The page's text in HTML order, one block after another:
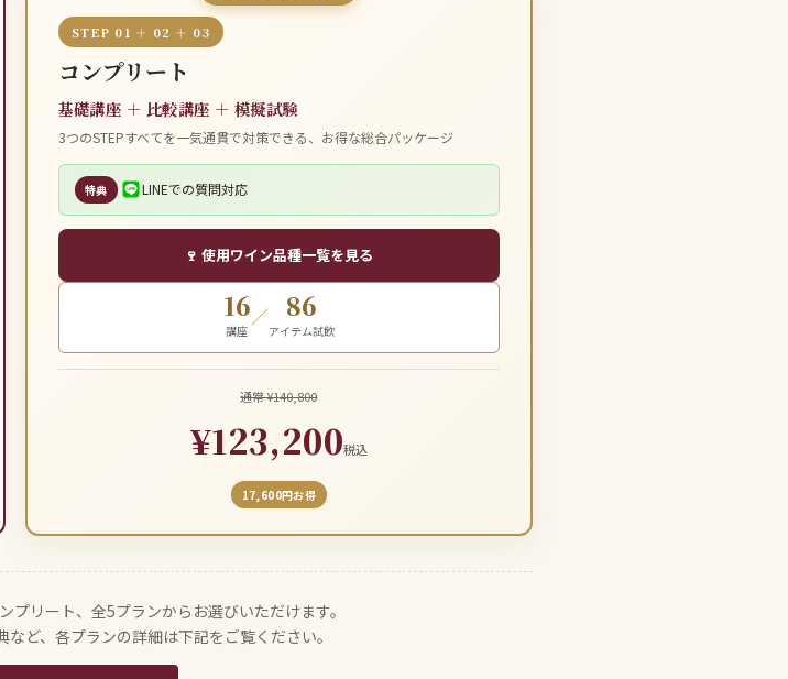
STEP 01 ＋ 02 ＋ 03
コンプリート
基礎講座 ＋ 比較講座 ＋ 模擬試験
3つのSTEPすべてを一気通貫で対策できる、お得な総合パッケージ
特典 LINEでの質問対応
🍷 使用ワイン品種一覧を見る
16
講座
／ 86
アイテム試飲
通常 ¥140,800
¥123,200税込
17,600円お得
リート、全5プランからお選びいただけます。
ど、各プランの詳細は下記をご覧ください。